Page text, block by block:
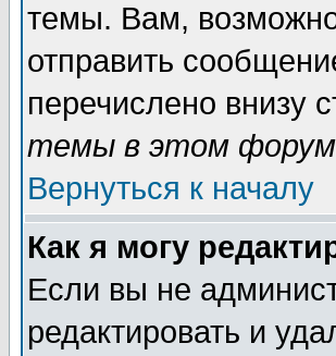
темы. Вам,
отправить
перечислено внизу
темы в этом
Вернуться к началу
Как я могу
Если вы не
редактировать и